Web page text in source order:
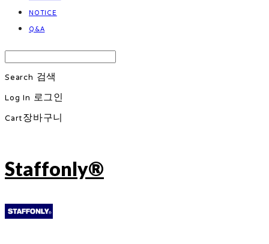
NOTICE
Q&A
Search 검색
Log In 로그인
Cart장바구니
Staffonly®